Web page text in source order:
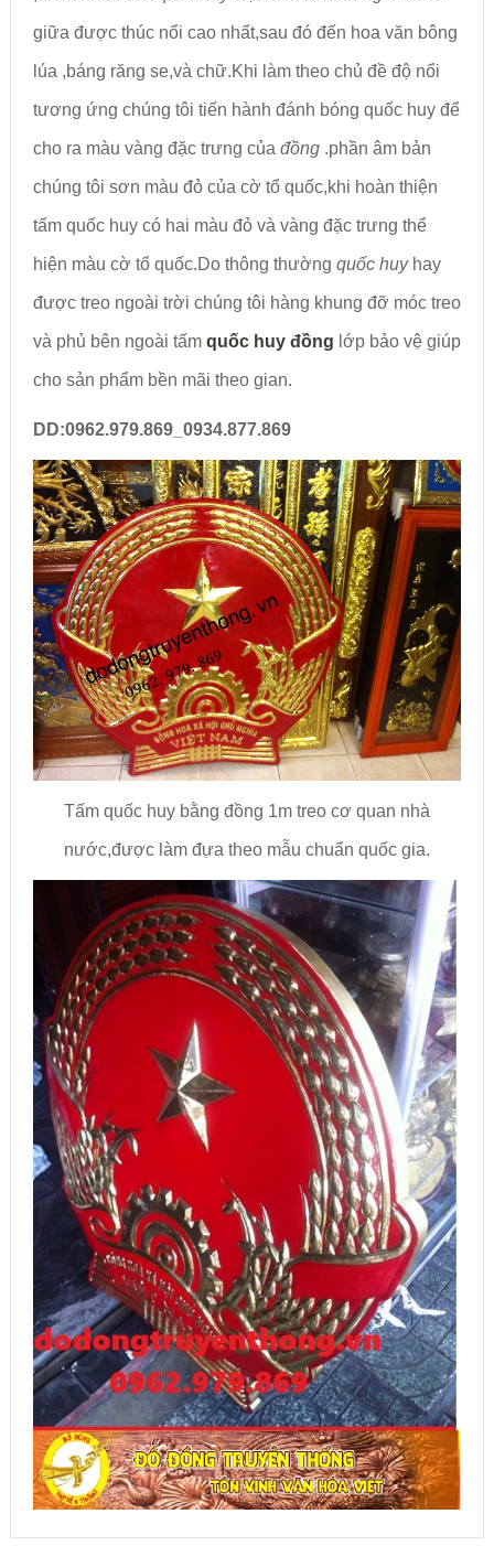
giữa được thúc nổi cao nhất,sau đó đến hoa văn bông
lúa ,báng răng se,và chữ.Khi làm theo chủ đề độ nổi
tương ứng chúng tôi tiến hành đánh bóng quốc huy để
cho ra màu vàng đặc trưng của đồng.phần âm bản
chúng tôi sơn màu đỏ của cờ tổ quốc,khi hoàn thiện
tấm quốc huy có hai màu đỏ và vàng đặc trưng thể
hiện màu cờ tổ quốc.Do thông thường quốc huy hay
được treo ngoài trời chúng tôi hàng khung đỡ móc treo
và phủ bên ngoài tấm quốc huy đồng lớp bảo vệ giúp
cho sản phẩm bền mãi theo gian.
DD:0962.979.869_0934.877.869
Tấm quốc huy bằng đồng 1m treo cơ quan nhà
nước,được làm đựa theo mẫu chuẩn quốc gia.